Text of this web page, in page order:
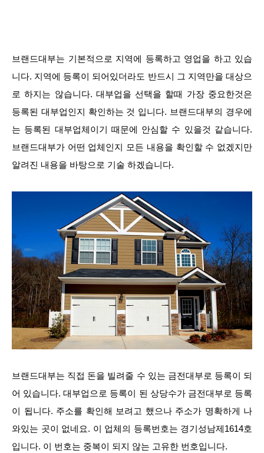
브랜드대부는 기본적으로 지역에 등록하고 영업을 하고 있습
니다. 지역에 등록이 되어있더라도 반드시 그 지역만을 대상으
로 하지는 않습니다. 대부업을 선택을 할때 가장 중요한것은
등록된 대부업인지 확인하는 것 입니다. 브랜드대부의 경우에
는 등록된 대부업체이기 때문에 안심할 수 있을것 같습니다.
브랜드대부가 어떤 업체인지 모든 내용을 확인할 수 없겠지만
알려진 내용을 바탕으로 기술 하겠습니다.
브랜드대부는 직접 돈을 빌려줄 수 있는 금전대부로 등록이 되
어 있습니다. 대부업으로 등록이 된 상당수가 금전대부로 등록
이 됩니다. 주소를 확인해 보려고 했으나 주소가 명확하게 나
와있는 곳이 없네요. 이 업체의 등록번호는 경기성남제1614호
입니다. 이 번호는 중복이 되지 않는 고유한 번호입니다.